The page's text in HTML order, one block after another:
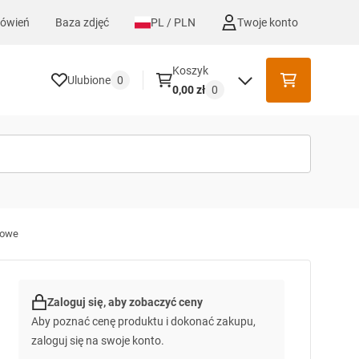
Baza zdjęć PL / PLN Twoje konto
Ulubione 0
Koszyk
0,00 zł 0
Zaloguj się, aby zobaczyć ceny
Aby poznać cenę produktu i dokonać zakupu,
zaloguj się na swoje konto.